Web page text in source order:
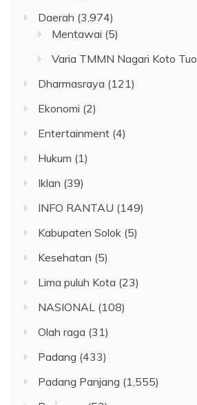
Daerah (3,974)
Mentawai (5)
Varia TMMN Nagari Koto Tuo
Dharmasraya (121)
Ekonomi (2)
Entertainment (4)
Hukum (1)
Iklan (39)
INFO RANTAU (149)
Kabupaten Solok (5)
Kesehatan (5)
Lima puluh Kota (23)
NASIONAL (108)
Olah raga (31)
Padang (433)
Padang Panjang (1,555)